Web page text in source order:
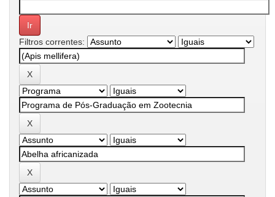
Filtros correntes: